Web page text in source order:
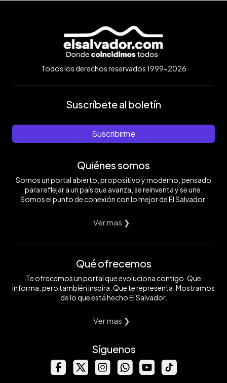
Todos los derechos reservados 1999-2026
Suscríbete al boletín
Suscribirme
Quiénes somos
Somos un portal abierto, propositivo y moderno, pensado
para reflejar a un país que avanza, se reinventa y se une.
Somos el punto de conexión con lo mejor de El Salvador.
Ver mas ❯
Qué ofrecemos
Te ofrecemos un portal que evoluciona contigo. Que
informa, pero también inspira. Que te representa. Mostramos
de lo que está hecho El Salvador.
Ver mas ❯
Síguenos